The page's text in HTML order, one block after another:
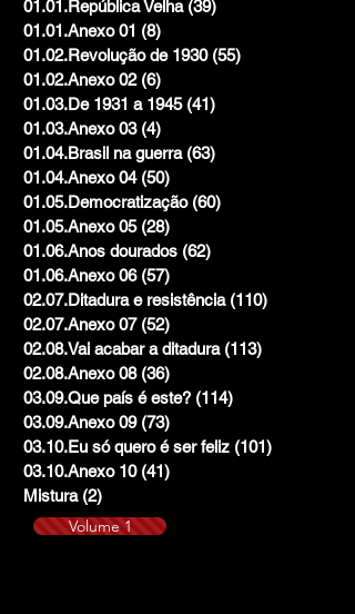
01.01.República Velha (39)
01.01.Anexo 01 (8)
01.02.Revolução de 1930 (55)
01.02.Anexo 02 (6)
01.03.De 1931 a 1945 (41)
01.03.Anexo 03 (4)
01.04.Brasil na guerra (63)
01.04.Anexo 04 (50)
01.05.Democratização (60)
01.05.Anexo 05 (28)
01.06.Anos dourados (62)
01.06.Anexo 06 (57)
02.07.Ditadura e resistência (110)
02.07.Anexo 07 (52)
02.08.Vai acabar a ditadura (113)
02.08.Anexo 08 (36)
03.09.Que país é este? (114)
03.09.Anexo 09 (73)
03.10.Eu só quero é ser feliz (101)
03.10.Anexo 10 (41)
Mistura (2)
Volume 1